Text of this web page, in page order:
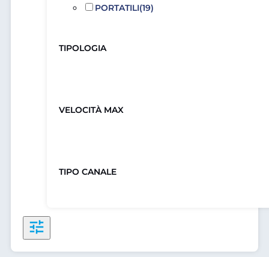
PORTATILI(19)
TIPOLOGIA
VELOCITÀ MAX
TIPO CANALE